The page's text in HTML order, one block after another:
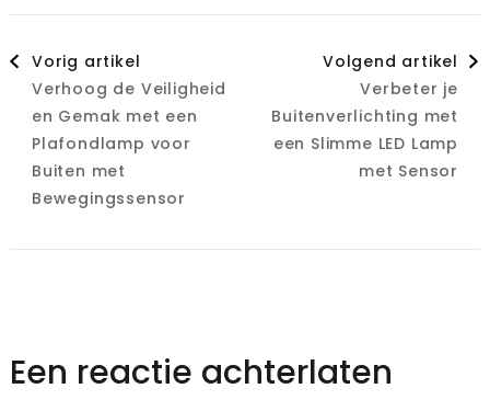
Berichtnavigatie
Vorig artikel
Verhoog de Veiligheid
en Gemak met een
Plafondlamp voor
Buiten met
Bewegingssensor
Volgend artikel
Verbeter je
Buitenverlichting met
een Slimme LED Lamp
met Sensor
Een reactie achterlaten